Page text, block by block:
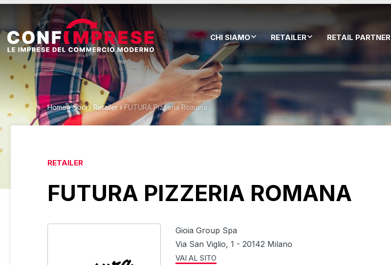
CHI SIAMO RETAILER RETAIL PARTNER
Home›Soci›Retailer›FUTURA Pizzeria Romana
RETAILER
FUTURA PIZZERIA ROMANA
Gioia Group Spa
Via San Viglio, 1 - 20142 Milano
VAI AL SITO